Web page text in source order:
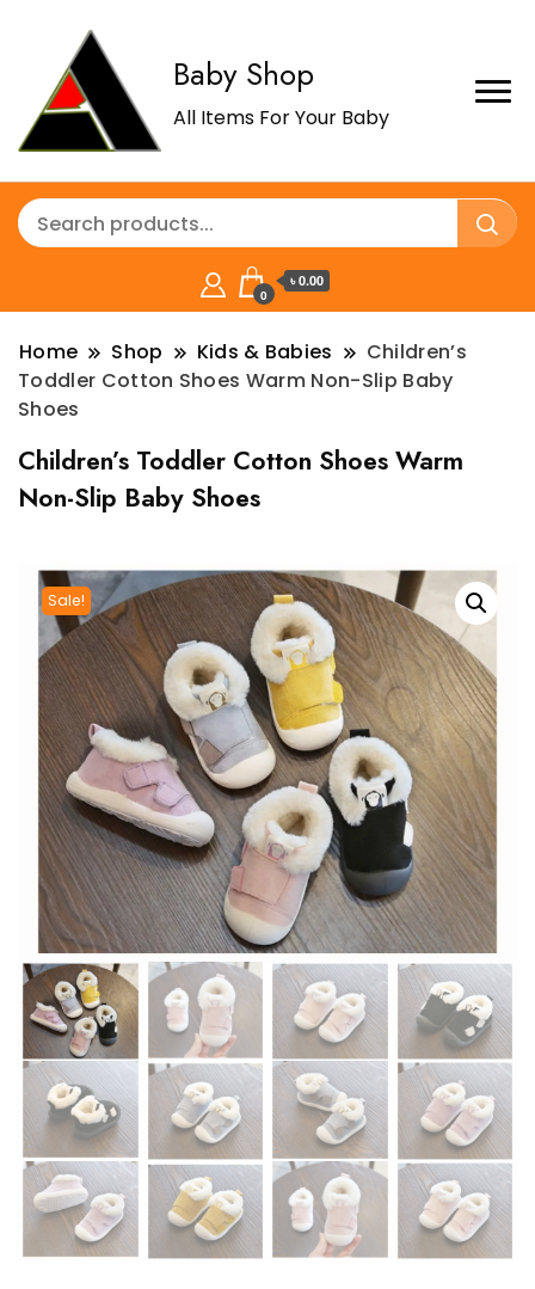
Baby Shop
All Items For Your Baby
0
৳ 0.00
Home Shop Kids & Babies
Children’s
Toddler Cotton Shoes Warm Non-Slip Baby
Shoes
Children’s Toddler Cotton Shoes Warm
Non-Slip Baby Shoes
Sale!